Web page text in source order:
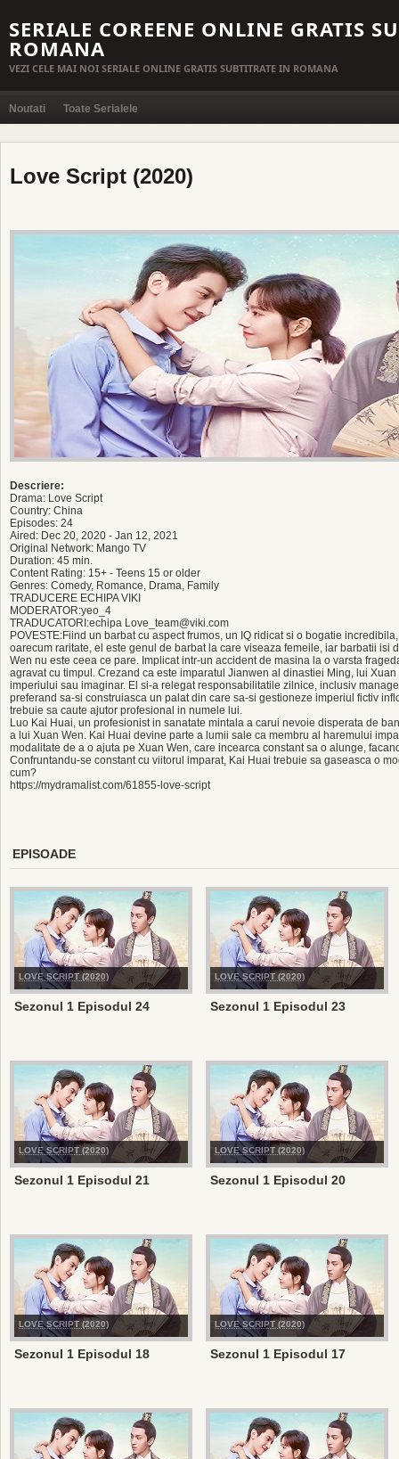
SERIALE COREENE ONLINE GRATIS
ROMANA
VEZI CELE MAI NOI SERIALE ONLINE GRATIS SUBTITRATE IN ROMANA
Noutati Toate Serialele
Love Script (2020)
Descriere:
Drama: Love Script
Country: China
Episodes: 24
Aired: Dec 20, 2020 - Jan 12, 2021
Original Network: Mango TV
Duration: 45 min.
Content Rating: 15+ - Teens 15 or older
Genres: Comedy, Romance, Drama, Family
TRADUCERE ECHIPA VIKI
MODERATOR:yeo_4
TRADUCATORI:echipa Love_team@viki.com
POVESTE:Fiind un barbat cu aspect frumos, un IQ ridicat si o bogatie
oarecum raritate, el este genul de barbat la care viseaza femeile, iar barbatii isi
Wen nu este ceea ce pare. Implicat intr-un accident de masina la o varsta
agravat cu timpul. Crezand ca este imparatul Jianwen al dinastiei Ming, lui
imperiului sau imaginar. El si-a relegat responsabilitatile zilnice, inclusiv
preferand sa-si construiasca un palat din care sa-si gestioneze imperiul fictiv
trebuie sa caute ajutor profesional in numele lui.
Luo Kai Huai, un profesionist in sanatate mintala a carui nevoie disperata de
a lui Xuan Wen. Kai Huai devine parte a lumii sale ca membru al haremului
modalitate de a o ajuta pe Xuan Wen, care incearca constant sa o alunge,
Confruntandu-se constant cu viitorul imparat, Kai Huai trebuie sa gaseasca o
cum?
https://mydramalist.com/61855-love-script
EPISOADE
LOVE SCRIPT (2020)
Sezonul 1 Episodul 24
LOVE SCRIPT (2020)
Sezonul 1 Episodul 23
LOVE SCRIPT (2020)
Sezonul 1 Episodul 21
LOVE SCRIPT (2020)
Sezonul 1 Episodul 20
LOVE SCRIPT (2020)
Sezonul 1 Episodul 18
LOVE SCRIPT (2020)
Sezonul 1 Episodul 17